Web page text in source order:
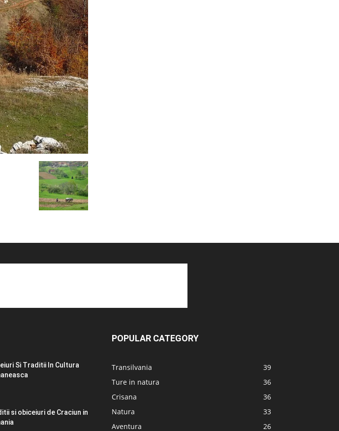
Si Traditii In Cultura
si obiceiuri de Craciun in
POPULAR CATEGORY
Transilvania
39
Ture in natura
36
Crisana
36
Natura
33
Aventura
26